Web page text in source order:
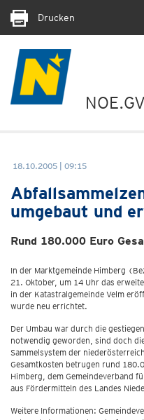
Drucken
18.10.2005 | 09:15
umgebaut und
Rund 180.000 Euro
In der Marktgemeinde Himberg
21. Oktober, um 14 Uhr das
in der Katastralgemeinde Velm
wurde neu errichtet.
Der Umbau war durch die
notwendig geworden, sind doch
Sammelsystem der
Gesamtkosten betrugen rund
Himberg, dem Gemeindeverband
aus Fördermitteln des Landes
Weitere Informationen: